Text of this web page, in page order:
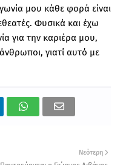
μου κάθε φορά είναι
Φυσικά και έχω
για την καριέρα μου,
γιατί αυτό με
Νεότερη